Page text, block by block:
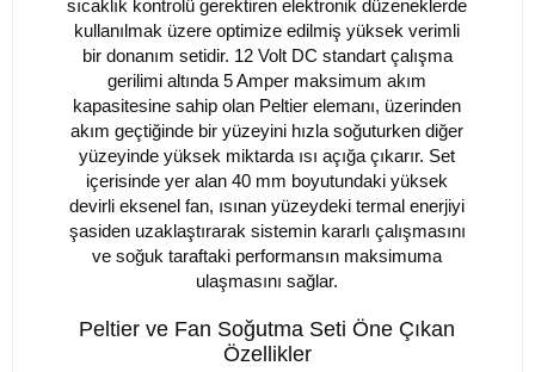
sıcaklık kontrolü gerektiren elektronik düzeneklerde
kullanılmak üzere optimize edilmiş yüksek verimli
bir donanım setidir. 12 Volt DC standart çalışma
gerilimi altında 5 Amper maksimum akım
kapasitesine sahip olan Peltier elemanı, üzerinden
akım geçtiğinde bir yüzeyini hızla soğuturken diğer
yüzeyinde yüksek miktarda ısı açığa çıkarır. Set
içerisinde yer alan 40 mm boyutundaki yüksek
devirli eksenel fan, ısınan yüzeydeki termal enerjiyi
şasiden uzaklaştırarak sistemin kararlı çalışmasını
ve soğuk taraftaki performansın maksimuma
ulaşmasını sağlar.
Peltier ve Fan Soğutma Seti Öne Çıkan
Özellikler